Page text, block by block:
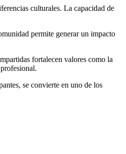
culturales. La capacidad de
permite generar un impacto
fortalecen valores como la
se convierte en uno de los